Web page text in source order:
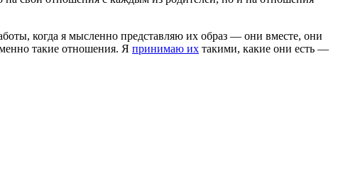
когда я мысленно представляю их образ — они вместе, они
такие отношения. Я принимаю их такими, какие они есть —